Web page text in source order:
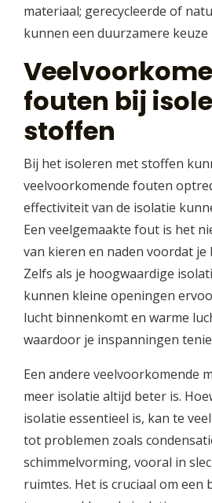
materiaal; gerecycleerde of
kunnen een duurzamere keuze
fouten bij
stoffen
Bij het isoleren met stoffen
veelvoorkomende fouten
effectiviteit van de isolatie
Een veelgemaakte fout is het
van kieren en naden voordat
Zelfs als je hoogwaardige
kunnen kleine openingen
lucht binnenkomt en warme
waardoor je inspanningen
Een andere veelvoorkomende
meer isolatie altijd beter is.
isolatie essentieel is, kan te
tot problemen zoals
schimmelvorming, vooral in
ruimtes. Het is cruciaal om een